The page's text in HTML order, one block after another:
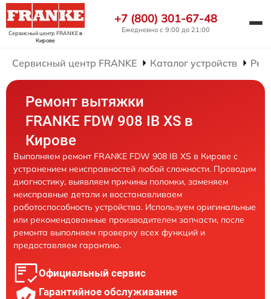
Сервисный центр FRANKEв
Кирове
+7 (800) 301-67-48
Ежедневно с 9:00 до 21:00
Сервисный центр FRANKE Каталог устройств
Ремонт вытяжки
FRANKE FDW 908 IB XS в
Кирове
Выполняем ремонт FRANKE FDW 908 IB XS в Кирове с
устранением неисправностей любой сложности. Проводим
диагностику, выявляем причины поломки, заменяем
неисправные детали и восстанавливаем
работоспособность устройства. Используем оригинальные
или рекомендованные производителем запчасти, после
ремонта выполняем проверку всех функций и
предоставляем гарантию.
Официальный сервис
Гарантийное обслуживание